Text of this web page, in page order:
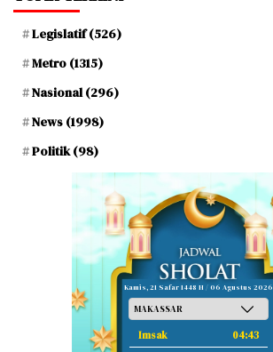
Legislatif(526)
Metro (1315)
Nasional(296)
News (1998)
Politik(98)
Kamis, 21 Safar 1448 H / 06 Agustus 2026
Imsak 04:43